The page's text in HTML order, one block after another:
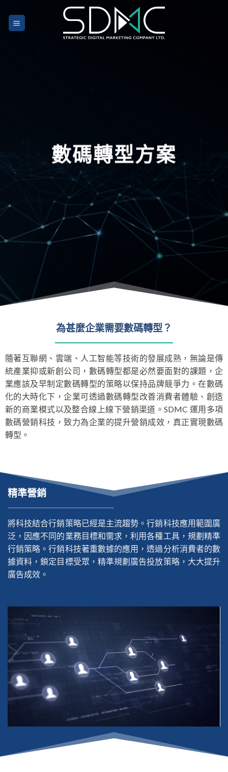
content
數碼轉型方案
為甚麼企業需要數碼轉型？
隨著互聯網、雲端、人工智能等技術的發展成熟，無論是傳
統產業抑或新創公司，數碼轉型都是必然要面對的課題，企
業應該及早制定數碼轉型的策略以保持品牌競爭力。在數碼
化的大時化下，企業可透過數碼轉型改善消費者體驗、創造
新的商業模式以及整合線上線下營銷渠道。SDMC 運用多項
數碼營銷科技，致力為企業的提升營銷成效，真正實現數碼
轉型。
精準營銷
將科技結合行銷策略已經是主流趨勢。行銷科技應用範圍廣
泛，因應不同的業務目標和需求，利用各種工具，規劃精準
行銷策略。行銷科技著重數據的應用，透過分析消費者的數
據資料，鎖定目標受眾，精準規劃廣告投放策略，大大提升
廣告成效。